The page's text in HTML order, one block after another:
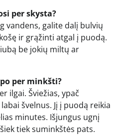
per skysta?
vandens, galite dalį bulvių
ir grąžinti atgal į puodą.
be jokių miltų ar
per minkšti?
ilgai. Šviežias, ypač
švelnus. Jį į puodą reikia
minutes. Išjungus ugnį
tiek suminkštės pats.